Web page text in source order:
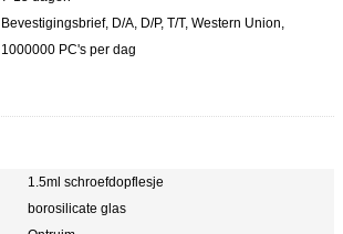
Bevestigingsbrief, D/A, D/P, T/T, Western Union,
1000000 PC's per dag
1.5ml schroefdopflesje
borosilicate glas